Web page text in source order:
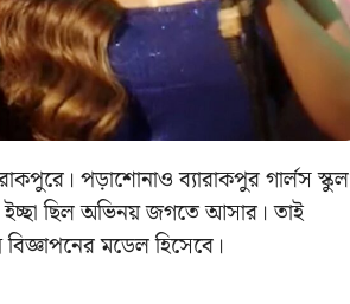
পড়াশোনাও ব্যারাকপুর গার্লস স্কুল
ইচ্ছা ছিল অভিনয় জগতে আসার। তাই
মডেল হিসেবে।